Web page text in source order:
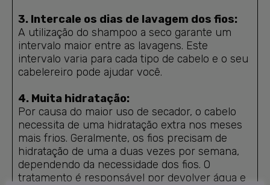
3. Intercale os dias de lavagem dos fios:
A utilização do shampoo a seco garante um
intervalo maior entre as lavagens. Este
intervalo varia para cada tipo de cabelo e o seu
cabelereiro pode ajudar você.
4. Muita hidratação:
Por causa do maior uso de secador, o cabelo
necessita de uma hidratação extra nos meses
mais frios. Geralmente, os fios precisam de
hidratação de uma a duas vezes por semana,
dependendo da necessidade dos fios. O
tratamento é responsável por devolver água e